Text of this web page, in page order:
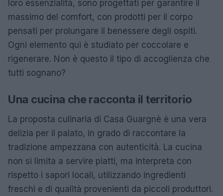
loro essenzialità, sono progettati per garantire il
massimo del comfort, con prodotti per il corpo
pensati per prolungare il benessere degli ospiti.
Ogni elemento qui è studiato per coccolare e
rigenerare. Non è questo il tipo di accoglienza che
tutti sognano?
Una cucina che racconta il territorio
La proposta culinaria di Casa Guargnè è una vera
delizia per il palato, in grado di raccontare la
tradizione ampezzana con autenticità. La cucina
non si limita a servire piatti, ma interpreta con
rispetto i sapori locali, utilizzando ingredienti
freschi e di qualità provenienti da piccoli produttori.